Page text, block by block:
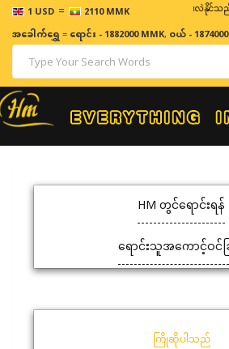
1 USD = 2110 MMK
ဈေးနှုန်းများသည် အချိန်နှင့် အမျှပြောင်းလဲနိုင်သည်။
အခေါက်ရွှေ=ရောင်း - 1882000 MMK, ဝယ် -
HM တွင်ရောင်းရန်
ရောင်းသူအကောင့်ဝင်ခ
ကြိုဆိုပါသည်